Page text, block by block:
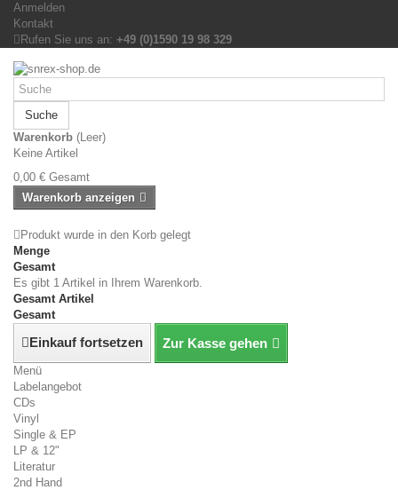
Anmelden
Kontakt
Rufen Sie uns an: +49 (0)1590 19 98 329
Suche
Warenkorb (Leer)
Keine Artikel
0,00 € Gesamt
Warenkorb anzeigen
Produkt wurde in den Korb gelegt
Menge
Gesamt
Es gibt 1 Artikel in Ihrem Warenkorb.
Gesamt Artikel
Gesamt
Einkauf fortsetzen Zur Kasse gehen
Menü
Labelangebot
CDs
Vinyl
Single & EP
LP & 12"
Literatur
2nd Hand